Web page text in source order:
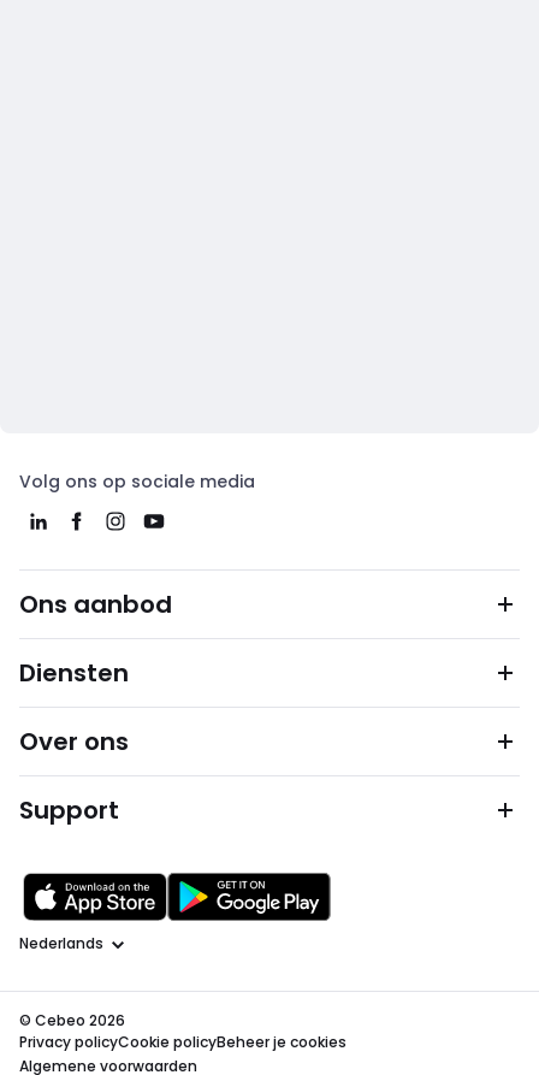
Volg ons op sociale media
Ons aanbod
Diensten
Over ons
Support
Taal
© Cebeo 2026
Privacy policyCookie policyBeheer je cookies
Algemene voorwaarden